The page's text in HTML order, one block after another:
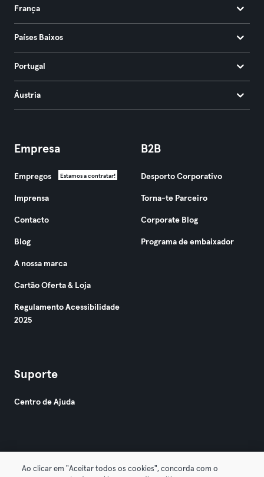
França
Países Baixos
Portugal
Áustria
Empresa
Empregos Estamos a contratar!
Imprensa
Contacto
Blog
A nossa marca
Cartão Oferta & Loja
Regulamento Acessibilidade
2025
B2B
Desporto Corporativo
Torna-te Parceiro
Corporate Blog
Programa de embaixador
Suporte
Centro de Ajuda
Ao clicar em "Aceitar todos os cookies", concorda com o